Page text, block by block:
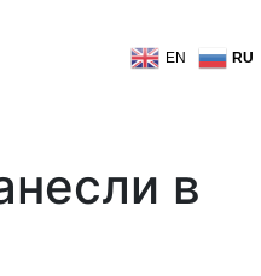
EN RU
в